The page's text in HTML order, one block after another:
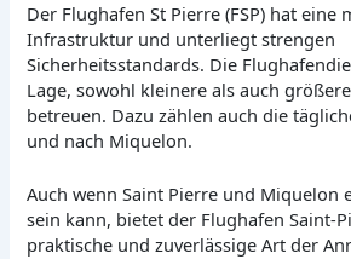
Der Flughafen St Pierre (FSP) hat eine
Infrastruktur und unterliegt strengen
Sicherheitsstandards. Die
Lage, sowohl kleinere als auch
betreuen. Dazu zählen auch die
und nach Miquelon.
Auch wenn Saint Pierre und Miquelon
sein kann, bietet der Flughafen Saint-
praktische und zuverlässige Art der